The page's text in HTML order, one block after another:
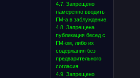
4.7. Запрещено
намеренно вводить
ГМ-а в заблуждение.
4.8. Запрещена
публикация бесед с
ГМ-ом, либо их
содержания без
предварительного
согласия.
4.9. Запрещено